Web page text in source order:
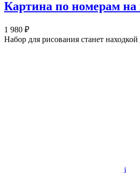
Картина по номерам на
1 980 ₽
Набор для рисования станет
i